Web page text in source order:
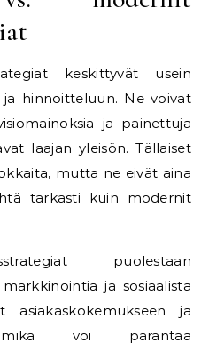
keskittyvät usein
hinnoitteluun. Ne voivat
ja painettuja
laajan yleisön. Tällaiset
mutta ne eivät aina
tarkasti kuin modernit
puolestaan
ja sosiaalista
asiakaskokemukseen ja
mikä voi parantaa